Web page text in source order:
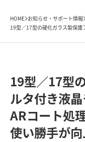
HOME お知らせ・サポート情報
19型／17型の硬化ガラス製保
19型／17型
ルタ付き液
ARコート処
使い勝手が